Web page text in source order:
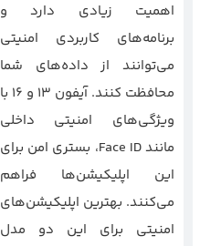
اهمیت زیادی دارد و
برنامه‌های کاربردی امنیتی
می‌توانند از داده‌های شما
محافظت کنند. آیفون ۱۳ و ۱۶ با
ویژگی‌های امنیتی داخلی
مانند Face ID، بستری امن برای
این اپلیکیشن‌ها فراهم
می‌کنند. بهترین اپلیکیشن‌های
امنیتی برای این دو مدل